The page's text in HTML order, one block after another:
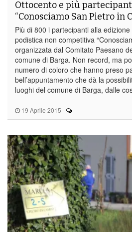
19 Aprile 2015 -
Ottocento e più
“Conosciamo San Pietro in
Più di 800 i partecipanti alla
podistica non competitiva
organizzata dal Comitato Paesano
comune di Barga. Non record, ma
numero di coloro che hanno preso
bell’appuntamento che dà la
luoghi del comune di Barga, dalle